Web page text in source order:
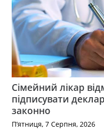
Сімейний лікар
підписувати
законно
П’ятниця, 7 Серпня, 2026